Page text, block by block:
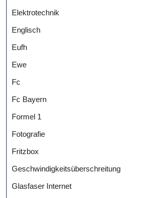
Elektrotechnik
Englisch
Eufh
Ewe
Fc
Fc Bayern
Formel 1
Fotografie
Fritzbox
Geschwindigkeitsüberschreitung
Glasfaser Internet